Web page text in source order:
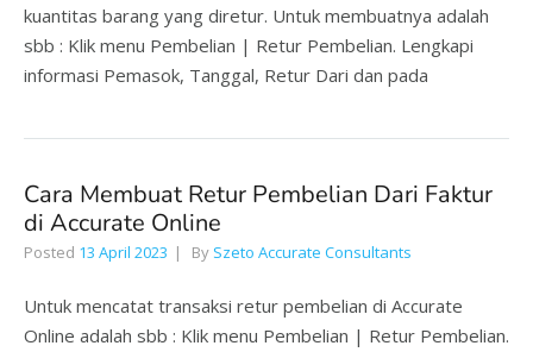
kuantitas barang yang diretur. Untuk membuatnya adalah
sbb : Klik menu Pembelian | Retur Pembelian. Lengkapi
informasi Pemasok, Tanggal, Retur Dari dan pada
Cara Membuat Retur Pembelian Dari Faktur
di Accurate Online
Posted 13 April 2023 By Szeto Accurate Consultants
Untuk mencatat transaksi retur pembelian di Accurate
Online adalah sbb : Klik menu Pembelian | Retur Pembelian.